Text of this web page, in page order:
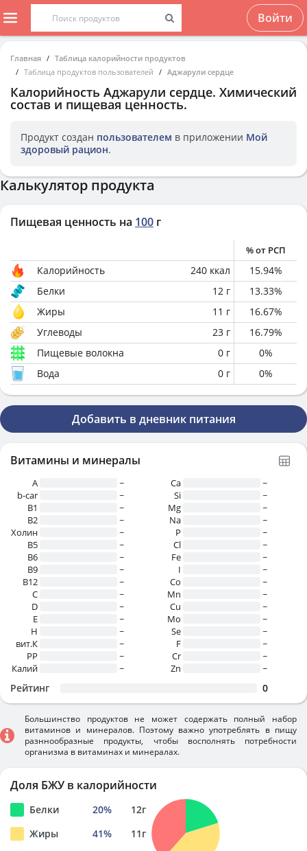
Войти
Главная
Таблица калорийности продуктов
Таблица продуктов пользователей
Аджарули сердце
Калорийность Аджарули сердце. Химический
состав и пищевая ценность.
Продукт создан пользователем в приложении Мой
здоровый рацион.
Калькулятор продукта
Пищевая ценность на 100 г
% от РСП
Калорийность 240 ккал 15.94%
Белки
12 г 13.33%
Жиры
11 г 16.67%
Углеводы
23 г 16.79%
Пищевые волокна
0 г 0%
Вода
0 г 0%
Добавить в дневник питания
Витамины и минералы
A
~
b-car
~
В1
~
B2
~
Холин
~
B5
~
B6
~
B9
~
B12
~
C
~
D
~
E
~
H
~
вит.К
~
PP
~
Калий
~
Ca
~
Si
~
Mg
~
Na
~
P
~
Cl
~
Fe
~
I
~
Co
~
Mn
~
Cu
~
Mo
~
Se
~
F
~
Cr
~
Zn
~
Рейтинг 0
Большинство продуктов не может содержать полный набор
витаминов и минералов. Поэтому важно употреблять в пищу
разннообразные продукты, чтобы восполнять потребности
организма в витаминах и минералах.
Доля БЖУ в калорийности
Белки 20% 12г
Жиры
41% 11г